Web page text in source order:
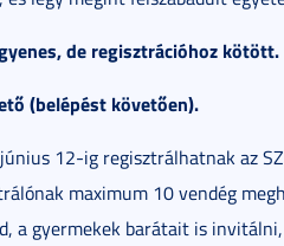
de regisztrációhoz kötött.
(belépést követően).
12-ig regisztrálhatnak az
maximum 10 vendég
a gyermekek barátait is